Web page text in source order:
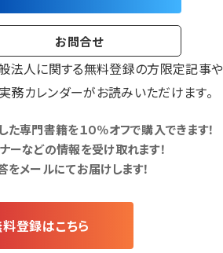
お問合せ
法人に関する無料登録の方限定記事や
カレンダーがお読みいただけます。
専門書籍を１０％オフで購入できます！
などの情報を受け取れます！
メールにてお届けします！
登録はこちら